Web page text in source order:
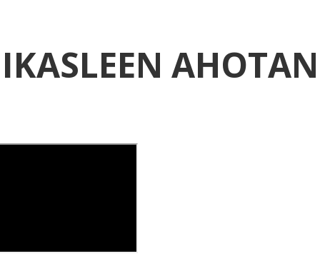
IKASLEEN AHOTAN